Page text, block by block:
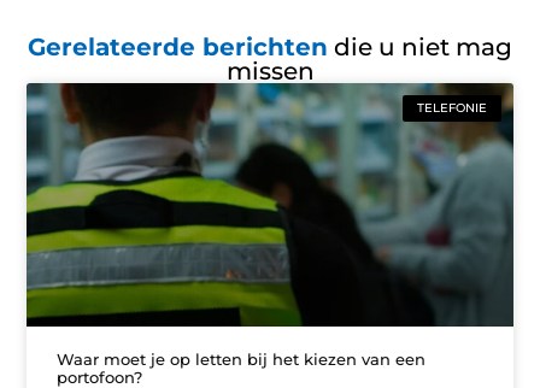
Gerelateerde berichten die u niet mag
missen
TELEFONIE
Waar moet je op letten bij het kiezen van een
portofoon?